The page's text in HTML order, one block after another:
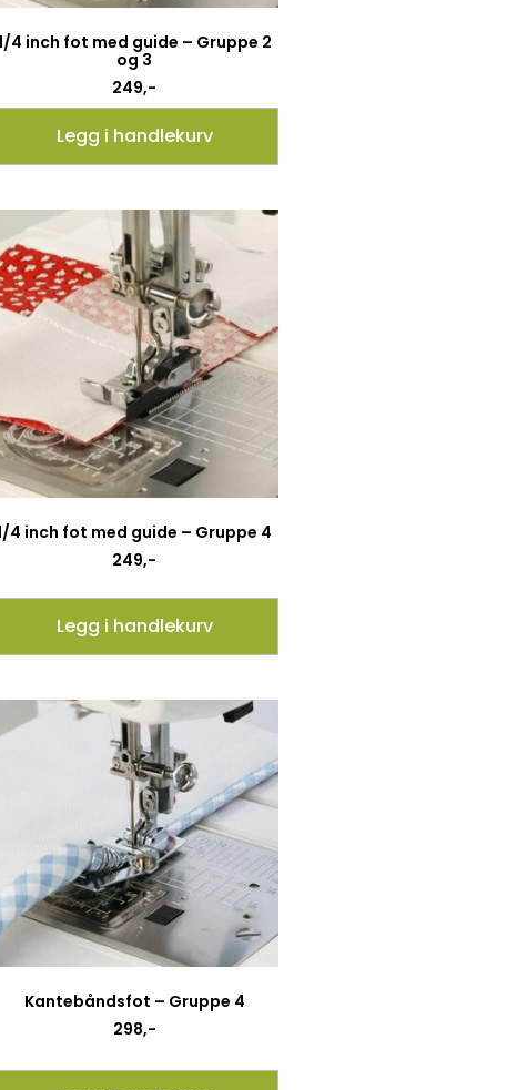
4 inch fot med guide – Gruppe 2
og 3
249,-
Legg i handlekurv
4 inch fot med guide – Gruppe 4
249,-
Legg i handlekurv
Kantebåndsfot – Gruppe 4
298,-